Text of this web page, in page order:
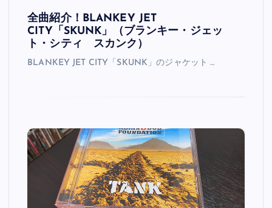
全曲紹介！BLANKEY JET
CITY「SKUNK」（ブランキー・ジェッ
ト・シティ スカンク）
BLANKEY JET CITY「SKUNK」のジャケット …